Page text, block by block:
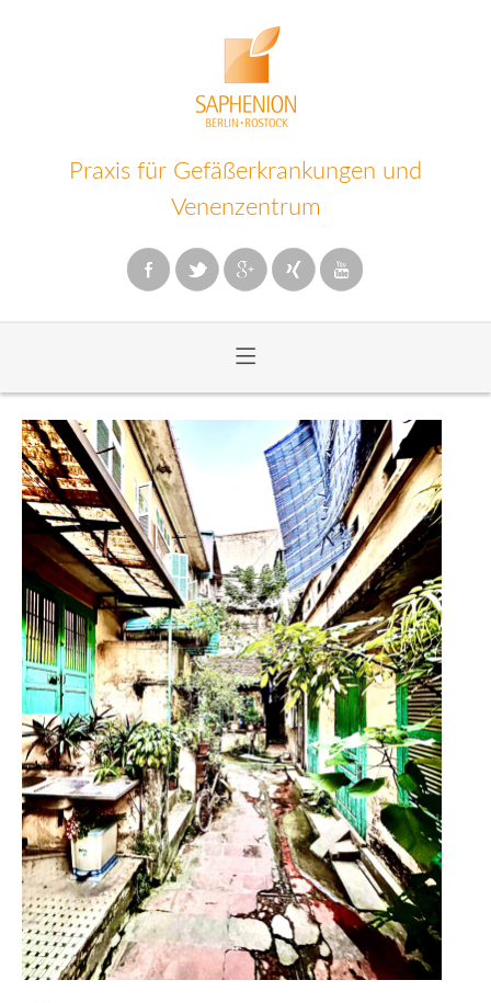
Praxis für Gefäßerkrankungen und
Venenzentrum
≡
Inhalt
wechseln